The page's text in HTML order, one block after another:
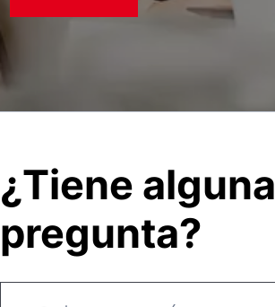
¿Tiene alguna
pregunta?